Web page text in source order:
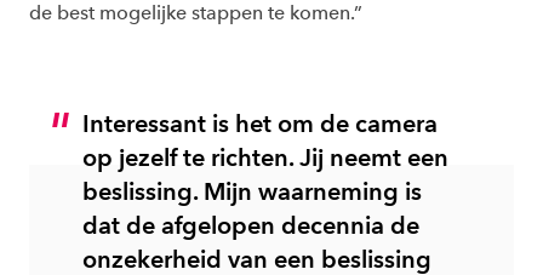
de best mogelijke stappen te komen.”
Interessant is het om de camera
op jezelf te richten. Jij neemt een
beslissing. Mijn waarneming is
dat de afgelopen decennia de
onzekerheid van een beslissing